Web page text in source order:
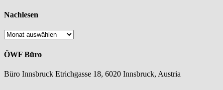
Nachlesen
Nachlesen
ÖWF Büro
Büro Innsbruck Etrichgasse 18, 6020 Innsbruck, Austria